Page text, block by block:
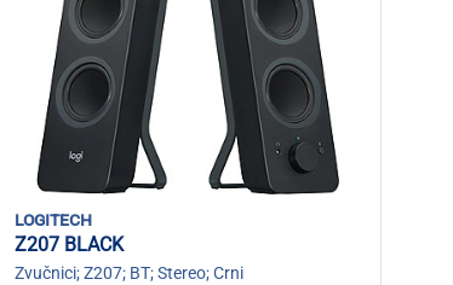
logitech
Z207 BLACK
Zvučnici; Z207; BT; Stereo; Crni